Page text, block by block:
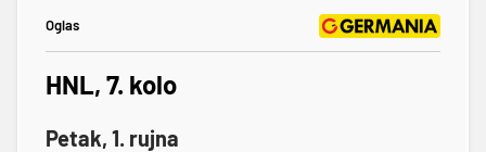
Oglas
HNL, 7. kolo
Petak, 1. rujna